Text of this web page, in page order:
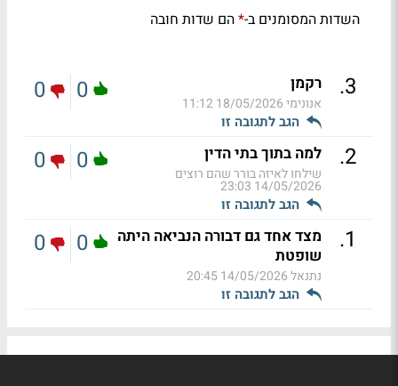
השדות המסומנים ב-*הם שדות חובה
3
. רקמן
אנונימי18/05/2026 11:12
הגב לתגובה זו
0
0
2
. למה בתוך בתי הדין
שילחו לאיזה בורר שהם רוצים
14/05/2026 23:03
הגב לתגובה זו
0
0
1
.
מצד אחד גם דבורה הנביאה היתה
שופטת
נתנאל14/05/2026 20:45
הגב לתגובה זו
0
0